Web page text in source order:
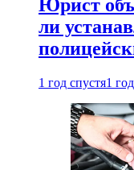
Юрист
ли
1 год спустя1